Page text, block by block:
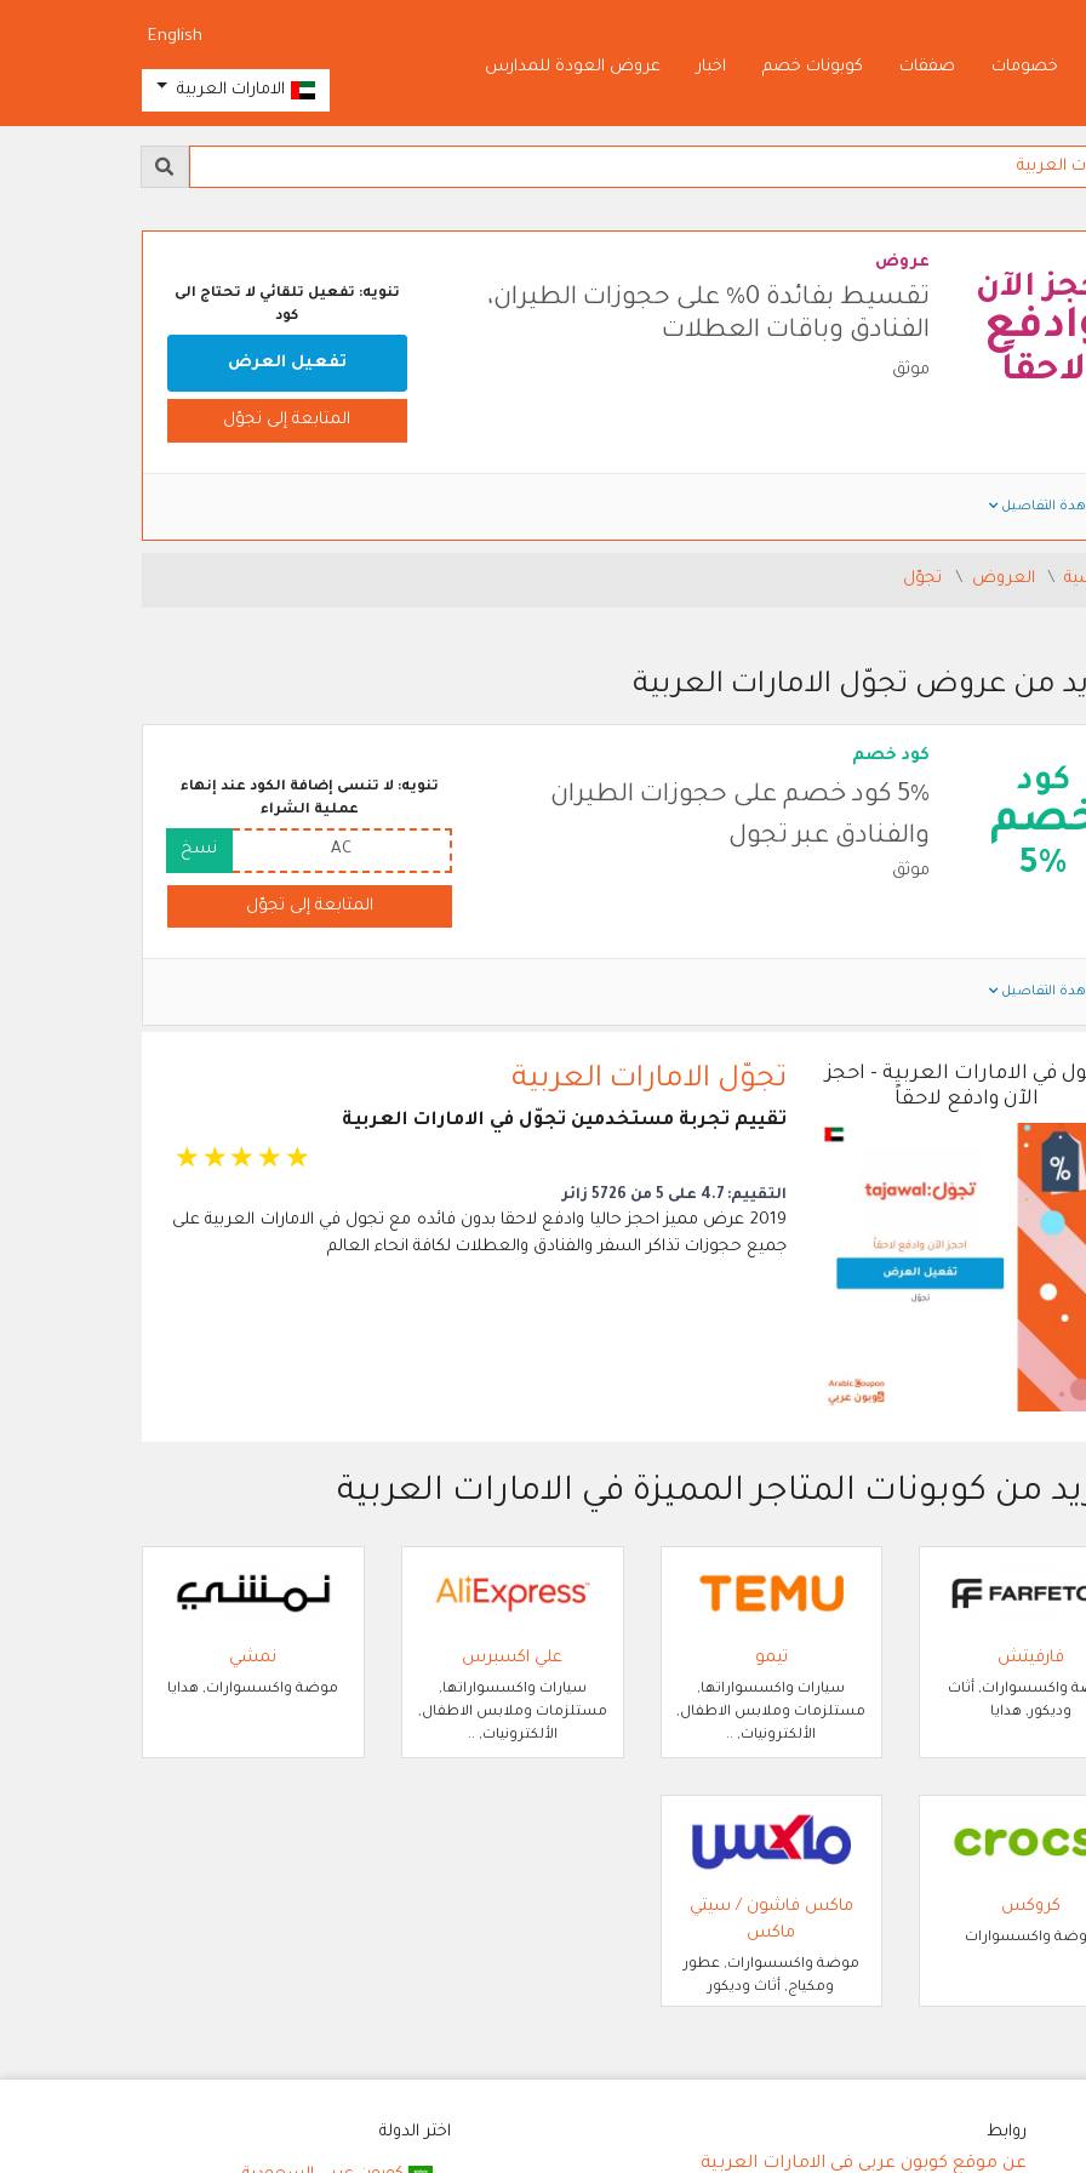
خصومات صفقات كوبونات خصم اخبار عروض العودة للمدارس
English
الامارات العربية
الآن
لاحقاً
عروض
تقسيط بفائدة 0% على حجوزات الطيران،
الفنادق وباقات العطلات
موثق
تنويه: تفعيل تلقائي لا تحتاج الى
كود
تفعيل العرض
المتابعة إلى تجوّل
التفاصيل
العروض تجوّل
من عروض تجوّل الامارات العربية
كود
5%
كود خصم
5% كود خصم على حجوزات الطيران
والفنادق عبر تجول
موثق
تنويه: لا تنسى إضافة الكود عند إنهاء
عملية الشراء
AC نسخ
المتابعة إلى تجوّل
التفاصيل
في الامارات العربية - احجز
الآن وادفع لاحقاً
تجوّل الامارات العربية
تقييم تجربة مستخدمين تجوّل في الامارات العربية
☆ ☆☆ ☆ ☆
التقييم: 4.7 على 5 من 5726 زائر
2019 عرض مميز احجز حاليا وادفع لاحقا بدون فائده مع تجول في الامارات العربية على
جميع حجوزات تذاكر السفر والفنادق والعطلات لكافة انحاء العالم
من كوبونات المتاجر المميزة في الامارات العربية
فارفيتش
واكسسوارات, أثاث
وديكور, هدايا
تيمو
سيارات واكسسواراتها,
مستلزمات وملابس الاطفال,
الألكترونيات, ..
علي اكسبرس
سيارات واكسسواراتها,
مستلزمات وملابس الاطفال,
الألكترونيات, ..
نمشي
موضة واكسسوارات, هدايا
كروكس
واكسسوارات
ماكس فاشون / سيتي
ماكس
موضة واكسسوارات, عطور
ومكياج, أثاث وديكور
روابط
عن موقع كوبون عربي في الامارات العربية
اختر الدولة